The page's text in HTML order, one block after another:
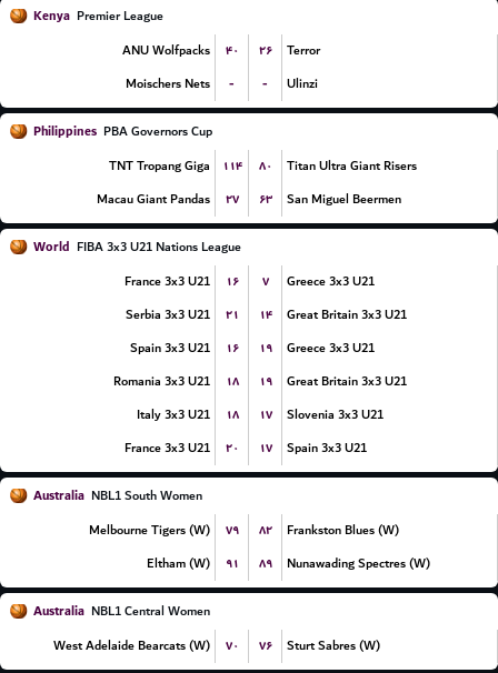
Kenya Premier League
ANU Wolfpacks
۴۰ ۲۶
Terror
Moischers Nets
- - Ulinzi
Philippines PBA Governors Cup
TNT Tropang Giga
۱۱۴ ۸۰
Titan Ultra Giant Risers
Macau Giant Pandas
۲۷ ۶۳ San Miguel Beermen
World FIBA 3x3 U21 Nations League
France 3x3 U21
۱۶ ۷
Greece 3x3 U21
Serbia 3x3 U21
۲۱ ۱۴
Great Britain 3x3 U21
Spain 3x3 U21
۱۶ ۱۹
Greece 3x3 U21
Romania 3x3 U21
۱۸ ۱۹
Great Britain 3x3 U21
Italy 3x3 U21
۱۸ ۱۷
Slovenia 3x3 U21
France 3x3 U21
۲۰ ۱۷ Spain 3x3 U21
Australia NBL1 South Women
Melbourne Tigers (W)
۷۹ ۸۲
Frankston Blues (W)
Eltham (W)
۹۱ ۸۹ Nunawading Spectres (W)
Australia NBL1 Central Women
West Adelaide Bearcats (W)
۷۰ ۷۶ Sturt Sabres (W)